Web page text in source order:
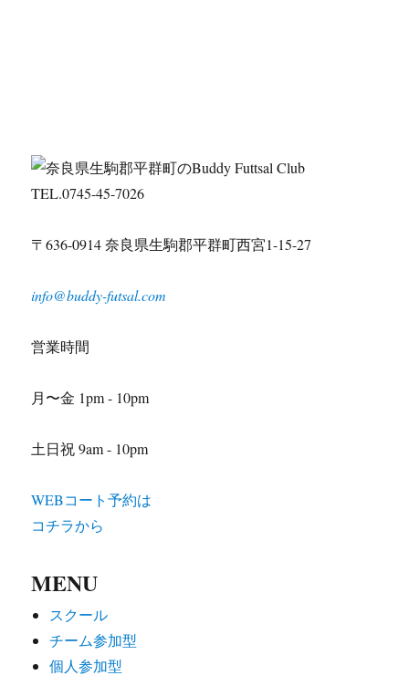
TEL.0745-45-7026
〒636-0914 奈良県生駒郡平群町西宮1-15-27
info@buddy-futsal.com
営業時間
月〜金 1pm - 10pm
土日祝 9am - 10pm
WEBコート予約は
コチラから
MENU
スクール
チーム参加型
個人参加型